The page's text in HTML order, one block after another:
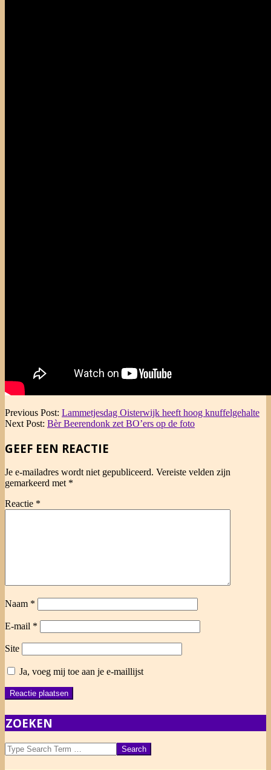
2015-
04-
Previous Post: Lammetjesdag Oisterwijk heeft hoog knuffelgehalte
Next Post: Bèr Beerendonk zet BO’ers op de foto
GEEF EEN REACTIE
Je e-mailadres wordt niet gepubliceerd. Vereiste velden zijn
gemarkeerd met *
Reactie *
Naam *
E-mail *
Site
Ja, voeg mij toe aan je e-maillijst
ZOEKEN
Search